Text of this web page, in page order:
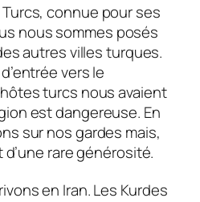
connue pour ses
nous sommes posés
autres villes turques.
vers le
turcs nous avaient
est dangereuse. En
sur nos gardes mais,
d’une rare générosité.
en Iran. Les Kurdes